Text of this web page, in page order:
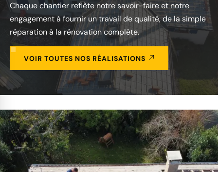
Chaque chantier reflète notre savoir-faire et notre
engagement à fournir un travail de qualité, de la simple
réparation à la rénovation complète.
VOIR TOUTES NOS RÉALISATIONS